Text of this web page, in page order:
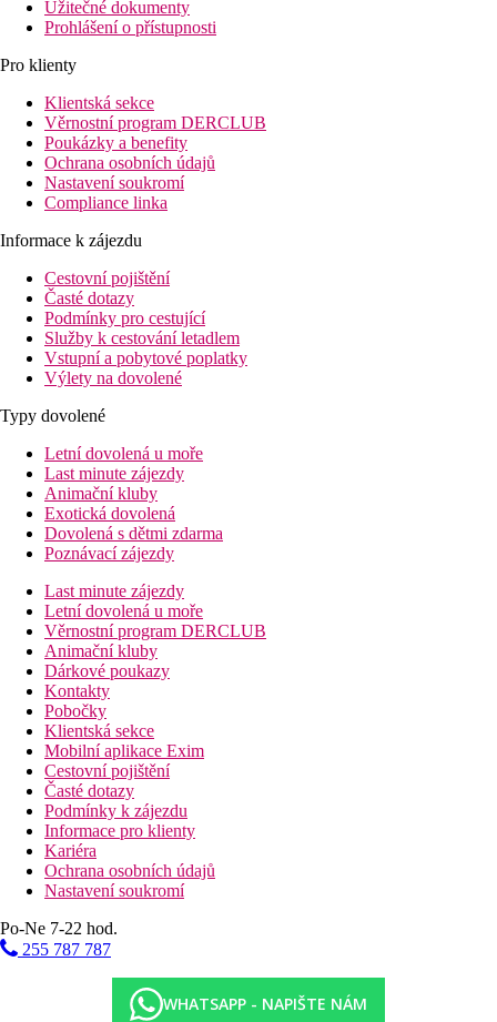
Užitečné dokumenty
Prohlášení o přístupnosti
Pro klienty
Klientská sekce
Věrnostní program DERCLUB
Poukázky a benefity
Ochrana osobních údajů
Nastavení soukromí
Compliance linka
Informace k zájezdu
Cestovní pojištění
Časté dotazy
Podmínky pro cestující
Služby k cestování letadlem
Vstupní a pobytové poplatky
Výlety na dovolené
Typy dovolené
Letní dovolená u moře
Last minute zájezdy
Animační kluby
Exotická dovolená
Dovolená s dětmi zdarma
Poznávací zájezdy
Last minute zájezdy
Letní dovolená u moře
Věrnostní program DERCLUB
Animační kluby
Dárkové poukazy
Kontakty
Pobočky
Klientská sekce
Mobilní aplikace Exim
Cestovní pojištění
Časté dotazy
Podmínky k zájezdu
Informace pro klienty
Kariéra
Ochrana osobních údajů
Nastavení soukromí
Po-Ne 7-22 hod.
255 787 787
WHATSAPP - NAPIŠTE NÁM